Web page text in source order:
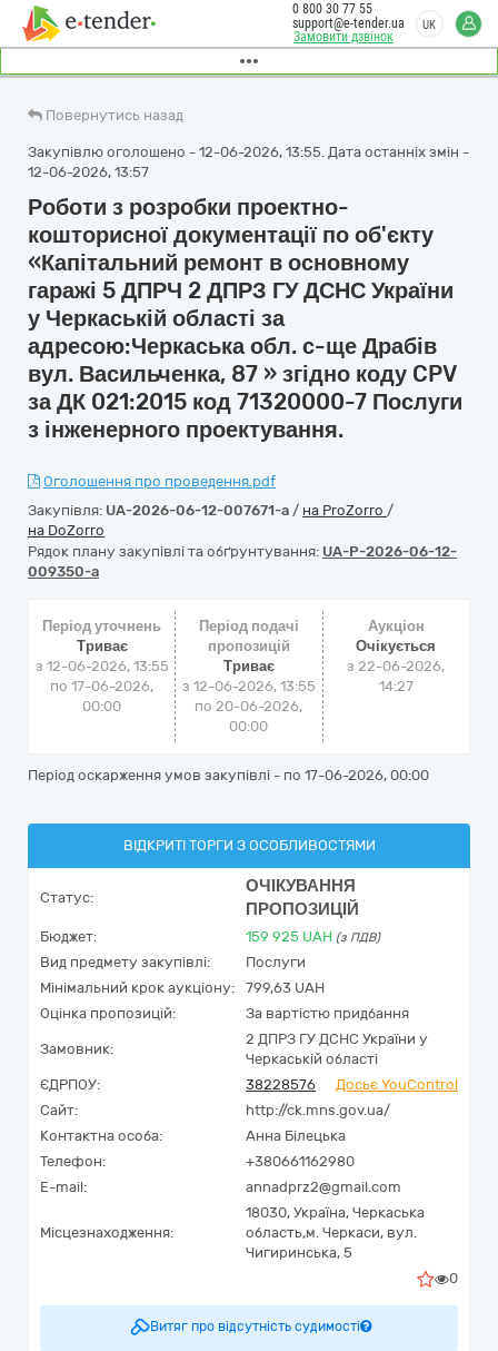
Замовити дзвінок
0 800 30 77 55
support@e-tender.ua
UK
Повернутись назад
Закупівлю оголошено - 12-06-2026, 13:55. Дата останніх змін -
12-06-2026, 13:57
Роботи з розробки проектно-
кошторисної документації по об'єкту
«Капітальний ремонт в основному
гаражі 5 ДПРЧ 2 ДПРЗ ГУ ДСНС України
у Черкаській області за
адресою:Черкаська обл. с-ще Драбів
вул. Васильченка, 87 » згідно коду CPV
за ДК 021:2015 код 71320000-7 Послуги
з інженерного проектування.
Оголошення про проведення.pdf
Закупівля: UA-2026-06-12-007671-a / на ProZorro /
на DoZorro
Рядок плану закупівлі та обґрунтування: UA-P-2026-06-12-
009350-a
Період уточнень
Триває
з 12-06-2026, 13:55
по 17-06-2026,
00:00
Період подачі
пропозицій
Триває
з 12-06-2026, 13:55
по 20-06-2026,
00:00
Аукціон
Очікується
з22-06-2026,
14:27
Період оскарження умов закупівлі - по 17-06-2026, 00:00
ВІДКРИТІ ТОРГИ З ОСОБЛИВОСТЯМИ
Статус:
ОЧІКУВАННЯ
ПРОПОЗИЦІЙ
Бюджет: 159 925 UAH (з ПДВ)
Вид предмету закупівлі:
Послуги
Мінімальний крок аукціону:
799,63 UAH
Оцінка пропозицій:
За вартістю придбання
Замовник:
2 ДПРЗ ГУ ДСНС України у
Черкаській області
ЄДРПОУ:
38228576
Досьє YouControl
Сайт:
http://ck.mns.gov.ua/
Контактна особа:
Анна Білецька
Телефон:
+380661162980
E-mail:
annadprz2@gmail.com
Місцезнаходження:
18030, Україна, Черкаська
область,м. Черкаси, вул.
Чигиринська, 5
0
Витяг про відсутність судимості